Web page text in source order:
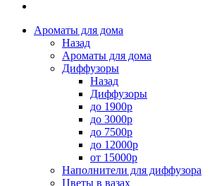
Ароматы для дома
Назад
Ароматы для дома
Диффузоры
Назад
Диффузоры
до 1900р
до 3000р
до 7500р
до 12000р
от 15000р
Наполнители для диффузора
Цветы в вазах